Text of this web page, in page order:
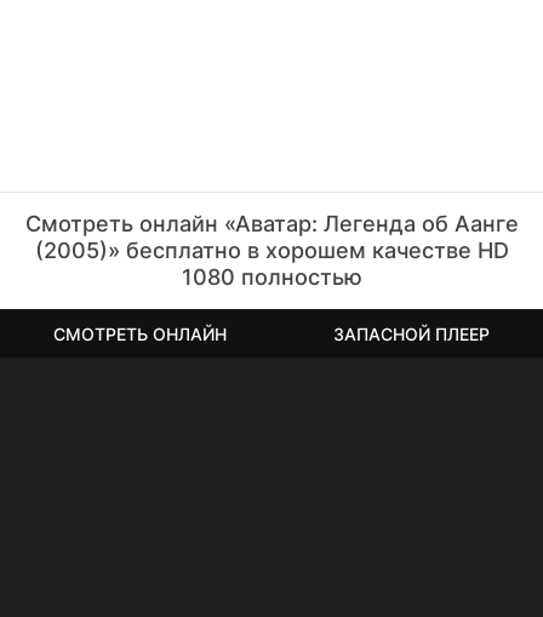
Смотреть онлайн «Аватар: Легенда об Аанге
(2005)» бесплатно в хорошем качестве HD
1080 полностью
СМОТРЕТЬ ОНЛАЙН ЗАПАСНОЙ ПЛЕЕР